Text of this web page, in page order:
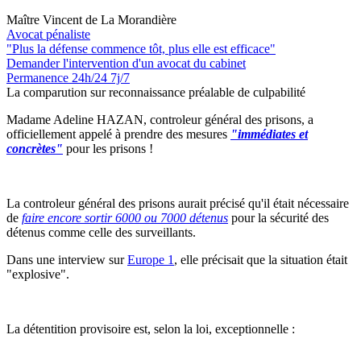
Maître Vincent de La Morandière
Avocat pénaliste
"Plus la défense commence tôt, plus elle est efficace"
Demander l'intervention d'un avocat du cabinet
Permanence 24h/24 7j/7
La comparution sur reconnaissance préalable de culpabilité
Madame Adeline HAZAN, controleur général des prisons, a
officiellement appelé à prendre des mesures "immédiates et
concrètes" pour les prisons !
La controleur général des prisons aurait précisé qu'il était nécessaire
de faire encore sortir 6000 ou 7000 détenus pour la sécurité des
détenus comme celle des surveillants.
Dans une interview surEurope 1 , elle précisait que la situation était
"explosive".
La détentition provisoire est, selon la loi, exceptionnelle :